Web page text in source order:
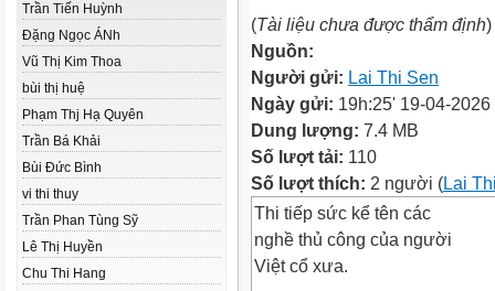
Trần Tiến Huỳnh
Đặng Ngọc ÁNh
Vũ Thị Kim Thoa
bùi thị huệ
Phạm Thj Hạ Quyên
Trần Bá Khải
Bùi Đức Bình
vi thi thuy
Trần Phan Tùng Sỹ
Lê Thị Huyền
Chu Thi Hang
(Tài liệu chưa được thẩm định)
Nguồn:
Người gửi: Lai Thi Sen
Ngày gửi: 19h:25' 19-04-2026
Dung lượng: 7.4 MB
Số lượt tải: 110
Số lượt thích: 2 người (Lai
Thi tiếp sức kể tên các
nghề thủ công của người
Việt cổ xưa.